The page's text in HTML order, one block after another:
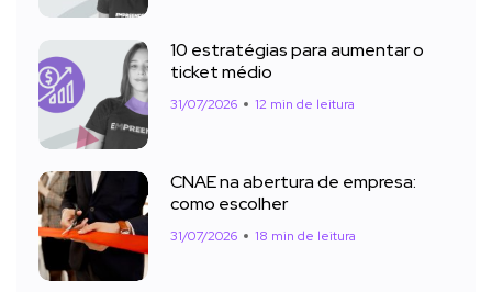
10 estratégias para aumentar o
ticket médio
31/07/2026 12 min de leitura
CNAE na abertura de empresa:
como escolher
31/07/2026 18 min de leitura